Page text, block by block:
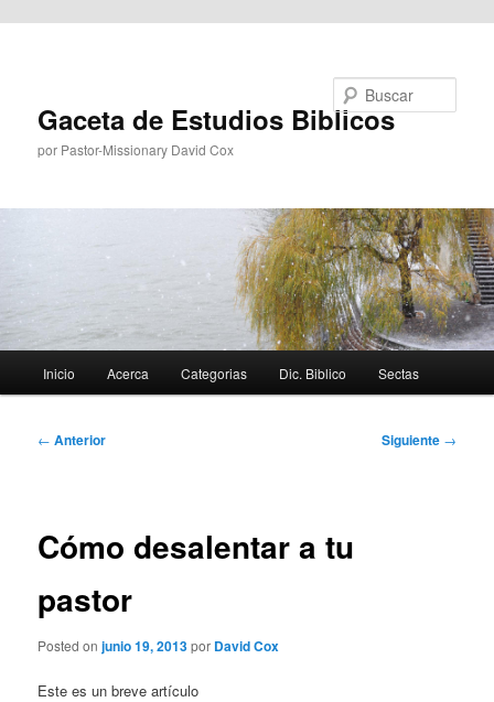
Gaceta de Estudios Biblicos
por Pastor-Missionary David Cox
principal
Inicio Acerca Categorias Dic. Biblico Sectas
Navegación
← Anterior Siguiente →
Cómo desalentar a tu
pastor
Posted onjunio 19, 2013por David Cox
Este es un breve artículo